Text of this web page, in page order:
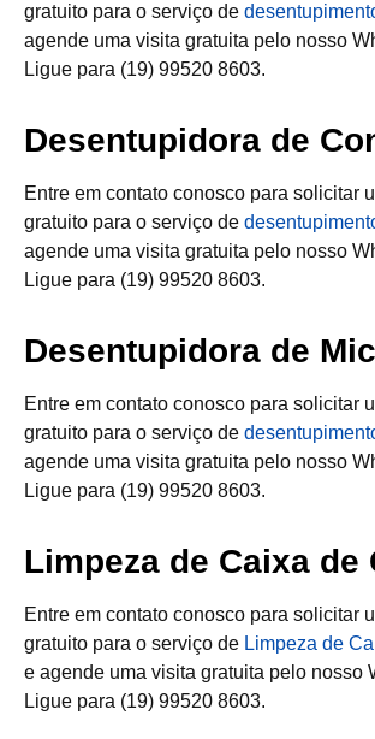
gratuito para o serviço de
agende uma visita gratuita pelo nosso
Ligue para (19) 99520 8603.
Desentupidora de
Entre em contato conosco para solicitar
gratuito para o serviço de
agende uma visita gratuita pelo nosso
Ligue para (19) 99520 8603.
Desentupidora de
Entre em contato conosco para solicitar
gratuito para o serviço de
agende uma visita gratuita pelo nosso
Ligue para (19) 99520 8603.
Limpeza de Caixa de
Entre em contato conosco para solicitar
gratuito para o serviço de Limpeza de
e agende uma visita gratuita pelo nosso
Ligue para (19) 99520 8603.